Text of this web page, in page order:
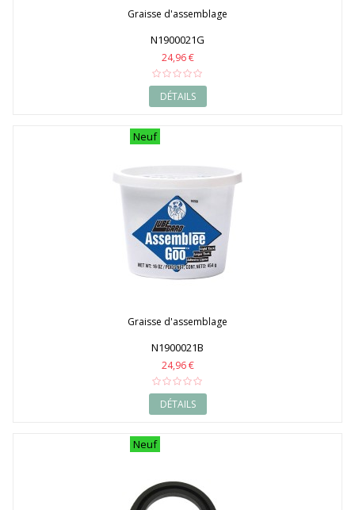
Graisse d'assemblage
N1900021G
24,96 €
DÉTAILS
Neuf
Graisse d'assemblage
N1900021B
24,96 €
DÉTAILS
Neuf